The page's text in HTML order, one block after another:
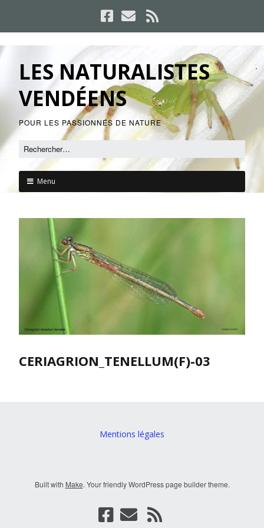
LES NATURALISTES
VENDÉENS
POUR LES PASSIONNÉS DE NATURE
Menu
CERIAGRION_TENELLUM(F)-03
Mentions légales
Built with Make. Your friendly WordPress page builder theme.